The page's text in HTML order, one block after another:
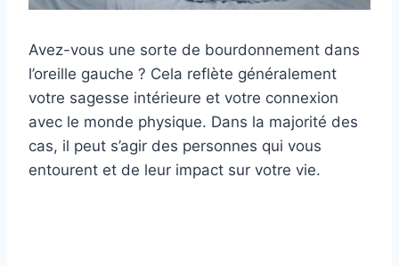
Avez-vous une sorte de bourdonnement dans
l’oreille gauche ? Cela reflète généralement
votre sagesse intérieure et votre connexion
avec le monde physique. Dans la majorité des
cas, il peut s’agir des personnes qui vous
entourent et de leur impact sur votre vie.